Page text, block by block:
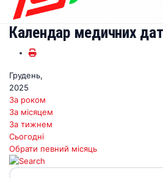
Календар медичних
Грудень,
2025
За роком
За місяцем
За тижнем
Сьогодні
Обрати певний місяць